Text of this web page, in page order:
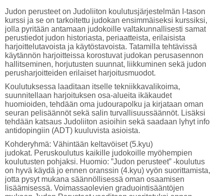
Judon perusteet on Judoliiton koulutusjärjestelmän I-tason
kurssi ja se on tarkoitettu judokan ensimmäiseksi kurssiksi,
jolla pyritään antamaan judokoille valtakunnallisesti samat
perustiedot judon historiasta, periaatteista, erilaisista
harjoittelutavoista ja käytöstavoista. Tatamilla tehtävissä
käytännön harjoitteissa korostuvat judokan perusasennon
hallitseminen, horjutusten suunnat, liikkuminen sekä judon
perusharjoitteiden erilaiset harjoitusmuodot.
Koulutuksessa laaditaan itselle tekniikkavalikoima,
suunnitellaan harjoituksen osa-alueita ikäkaudet
huomioiden, tehdään oma judourapolku ja kirjataan oman
seuran pelisäännöt sekä salin turvallisuussäännöt. Lisäksi
tehdään katsaus Judoliiton asioihin sekä saadaan lyhyt info
antidopingiin (ADT) kuuluvista asioista.
Kohderyhmä: Vähintään keltavöiset (5.kyu)
judokat. Peruskoulutus kaikille judokoille myöhempien
koulutusten pohjaksi. Huomio: ”Judon perusteet” -koulutus
on hyvä käydä jo ennen oranssin (4.kyu) vyön suorittamista,
jotta pysyt mukana säännöllisessä oman osaamisen
lisäämisessä. Voimassaolevien graduointisääntöjen